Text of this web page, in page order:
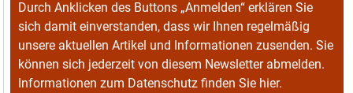
Durch Anklicken des Buttons „Anmelden“ erklären Sie
sich damit einverstanden, dass wir Ihnen regelmäßig
unsere aktuellen Artikel und Informationen zusenden. Sie
können sich jederzeit von diesem Newsletter abmelden.
Informationen zum Datenschutz finden Sie hier.